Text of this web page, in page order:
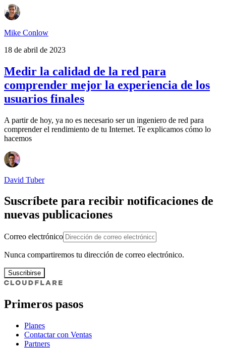
Mike Conlow
18 de abril de 2023
Medir la calidad de la red para
comprender mejor la experiencia de los
usuarios finales
A partir de hoy, ya no es necesario ser un ingeniero de red para
comprender el rendimiento de tu Internet. Te explicamos cómo lo
hacemos
David Tuber
Suscríbete para recibir notificaciones de
nuevas publicaciones
Correo electrónico
Nunca compartiremos tu dirección de correo electrónico.
Suscribirse
Primeros pasos
Planes
Contactar con Ventas
Partners